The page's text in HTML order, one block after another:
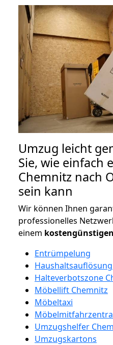
Umzug leicht
Sie, wie einfach
Chemnitz nach
sein kann
Wir können Ihnen
professionelles
einem kostengünstigen
Entrümpelung
Halteverbotszone
Möbellift Chemnitz
Möbeltaxi
Umzugshelfer
Umzugskartons